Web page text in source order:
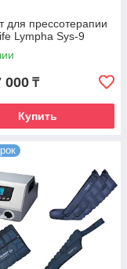
для прессотерапии
Lympha Sys-9
000 ₸
Купить